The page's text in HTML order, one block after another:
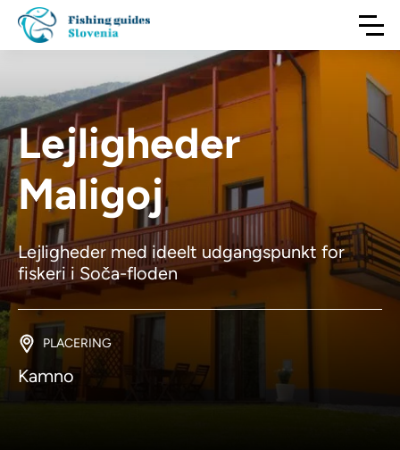
Lejligheder
Maligoj
Lejligheder med ideelt udgangspunkt for
fiskeri i Soča-floden
PLACERING
Kamno